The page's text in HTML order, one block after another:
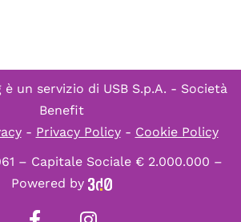
è un servizio di USB S.p.A. - Società
Benefit
- Privacy Policy- Cookie Policy
– Capitale Sociale € 2.000.000 –
Powered by